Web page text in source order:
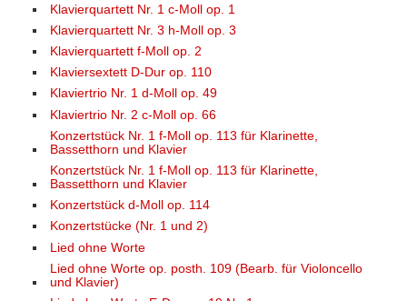
Klavierquartett Nr. 1 c-Moll op. 1
Klavierquartett Nr. 3 h-Moll op. 3
Klavierquartett f-Moll op. 2
Klaviersextett D-Dur op. 110
Klaviertrio Nr. 1 d-Moll op. 49
Klaviertrio Nr. 2 c-Moll op. 66
Konzertstück Nr. 1 f-Moll op. 113 für Klarinette,
Bassetthorn und Klavier
Konzertstück Nr. 1 f-Moll op. 113 für Klarinette,
Bassetthorn und Klavier
Konzertstück d-Moll op. 114
Konzertstücke (Nr. 1 und 2)
Lied ohne Worte
Lied ohne Worte op. posth. 109 (Bearb. für Violoncello
und Klavier)